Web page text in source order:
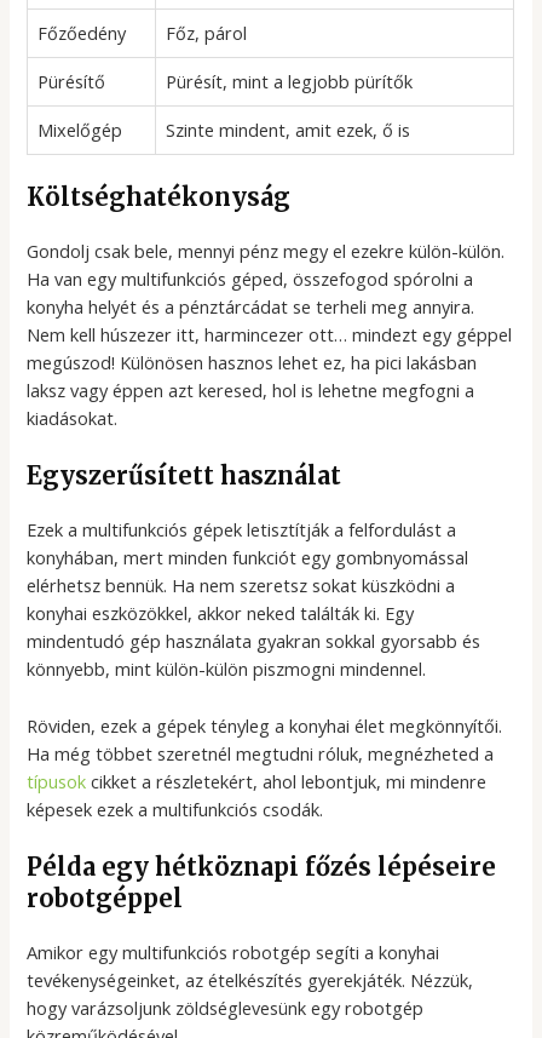
Főzőedény
Főz, párol
Pürésítő
Pürésít, mint a legjobb pürítők
Mixelőgép
Szinte mindent, amit ezek, ő is
Költséghatékonyság
Gondolj csak bele, mennyi pénz megy el ezekre külön-külön.
Ha van egy multifunkciós géped, összefogod spórolni a
konyha helyét és a pénztárcádat se terheli meg annyira.
Nem kell húszezer itt, harmincezer ott… mindezt egy géppel
megúszod! Különösen hasznos lehet ez, ha pici lakásban
laksz vagy éppen azt keresed, hol is lehetne megfogni a
kiadásokat.
Egyszerűsített használat
Ezek a multifunkciós gépek letisztítják a felfordulást a
konyhában, mert minden funkciót egy gombnyomással
elérhetsz bennük. Ha nem szeretsz sokat küszködni a
konyhai eszközökkel, akkor neked találták ki. Egy
mindentudó gép használata gyakran sokkal gyorsabb és
könnyebb, mint külön-külön piszmogni mindennel.
Röviden, ezek a gépek tényleg a konyhai élet megkönnyítői.
Ha még többet szeretnél megtudni róluk, megnézheted a
típusok cikket a részletekért, ahol lebontjuk, mi mindenre
képesek ezek a multifunkciós csodák.
Példa egy hétköznapi főzés lépéseire
robotgéppel
Amikor egy multifunkciós robotgép segíti a konyhai
tevékenységeinket, az ételkészítés gyerekjáték. Nézzük,
hogy varázsoljunk zöldséglevesünk egy robotgép